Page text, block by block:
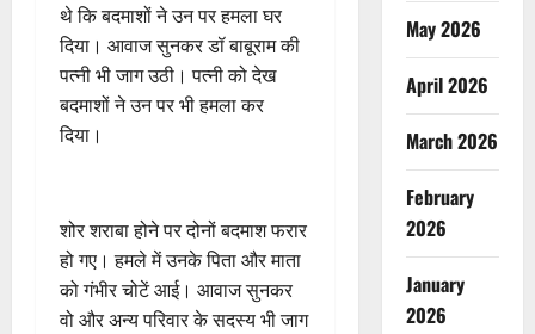
थे कि बदमाशों ने उन पर हमला घर
दिया। आवाज सुनकर डॉ बाबूराम की
पत्नी भी जाग उठी। पत्नी को देख
बदमाशों ने उन पर भी हमला कर
दिया।
शोर शराबा होने पर दोनों बदमाश फरार
हो गए। हमले में उनके पिता और माता
को गंभीर चोटें आई। आवाज सुनकर
वो और अन्य परिवार के सदस्य भी जाग
May 2026
April 2026
March 2026
February
2026
January
2026